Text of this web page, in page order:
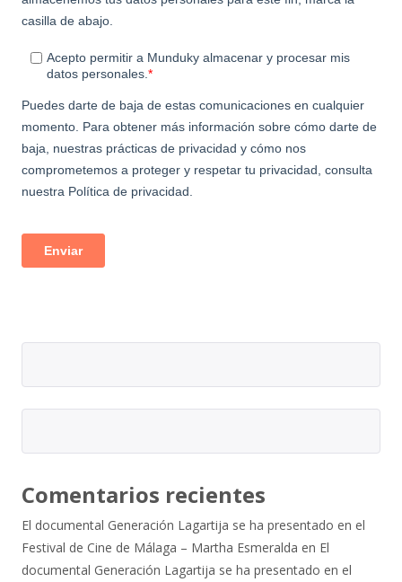
Comentarios recientes
El documental Generación Lagartija se ha presentado en el
Festival de Cine de Málaga – Martha Esmeralda en El
documental Generación Lagartija se ha presentado en el